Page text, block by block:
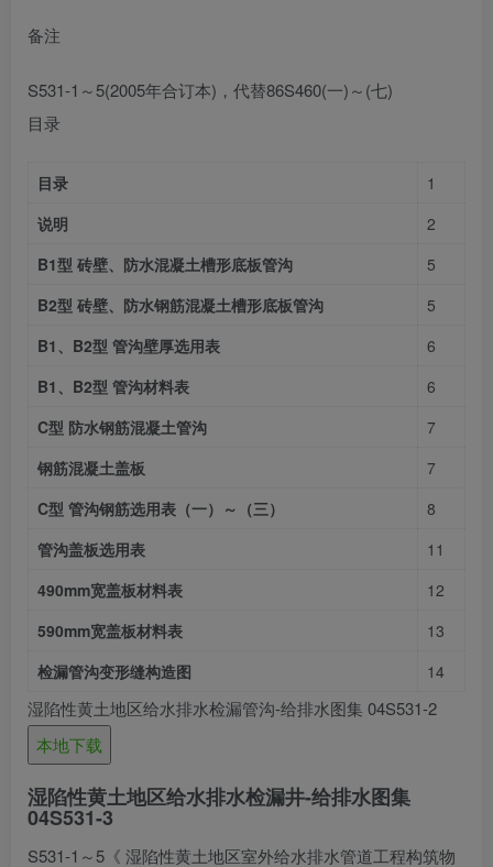
备注
S531-1～5(2005年合订本)，代替86S460(一)～(七)
目录
目录
1
说明
2
B1型 砖壁、防水混凝土槽形底板管沟
5
B2型 砖壁、防水钢筋混凝土槽形底板管沟
5
B1、B2型 管沟壁厚选用表
6
B1、B2型 管沟材料表
6
C型 防水钢筋混凝土管沟
7
钢筋混凝土盖板
7
C型 管沟钢筋选用表（一）～（三）
8
管沟盖板选用表
11
490mm宽盖板材料表
12
590mm宽盖板材料表
13
检漏管沟变形缝构造图
14
湿陷性黄土地区给水排水检漏管沟-给排水图集 04S531-2
本地下载
湿陷性黄土地区给水排水检漏井-给排水图集
04S531-3
S531-1～5《 湿陷性黄土地区室外给水排水管道工程构筑物